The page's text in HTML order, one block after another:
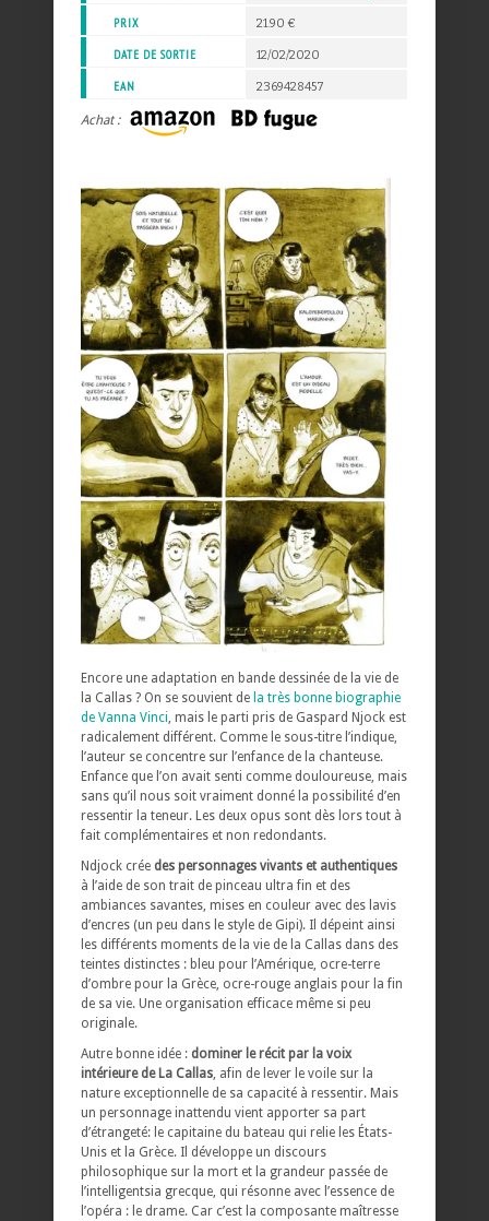
PRIX 21.90 €
DATE DE SORTIE 12/02/2020
EAN 2369428457
Achat :
Encore une adaptation en bande dessinée de la vie de
la Callas ? On se souvient de la très bonne biographie
de Vanna Vinci, mais le parti pris de Gaspard Njock est
radicalement différent. Comme le sous-titre l’indique,
l’auteur se concentre sur l’enfance de la chanteuse.
Enfance que l’on avait senti comme douloureuse, mais
sans qu’il nous soit vraiment donné la possibilité d’en
ressentir la teneur. Les deux opus sont dès lors tout à
fait complémentaires et non redondants.
Ndjock crée des personnages vivants et authentiques
à l’aide de son trait de pinceau ultra fin et des
ambiances savantes, mises en couleur avec des lavis
d’encres (un peu dans le style de Gipi). Il dépeint ainsi
les différents moments de la vie de la Callas dans des
teintes distinctes : bleu pour l’Amérique, ocre-terre
d’ombre pour la Grèce, ocre-rouge anglais pour la fin
de sa vie. Une organisation efficace même si peu
originale.
Autre bonne idée : dominer le récit par la voix
intérieure de La Callas, afin de lever le voile sur la
nature exceptionnelle de sa capacité à ressentir. Mais
un personnage inattendu vient apporter sa part
d’étrangeté: le capitaine du bateau qui relie les États-
Unis et la Grèce. Il développe un discours
philosophique sur la mort et la grandeur passée de
l’intelligentsia grecque, qui résonne avec l’essence de
l’opéra : le drame. Car c’est la composante maîtresse